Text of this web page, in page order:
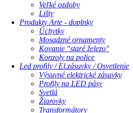
Veľké ozdoby
Lišty
Produkty Arte - doplnky
Úchytky
Mosadzné ornamenty
Kovanie "staré železo"
Konzoly na police
Led profily / El.zásuvky / Osvetlenie
Výsuvné elektrické zásuvky
Profily na LED pásy
Svetlá
Žiarovky
Transformátory